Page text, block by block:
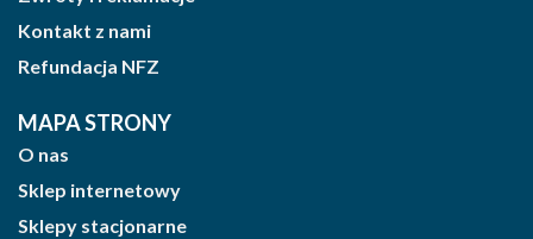
Kontakt z nami
Refundacja NFZ
MAPA STRONY
O nas
Sklep internetowy
Sklepy stacjonarne